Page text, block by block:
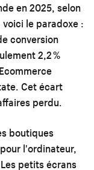
en 2025, selon
le paradoxe :
conversion
2,2 %
Cet écart
perdu.
boutiques
l'ordinateur,
petits écrans